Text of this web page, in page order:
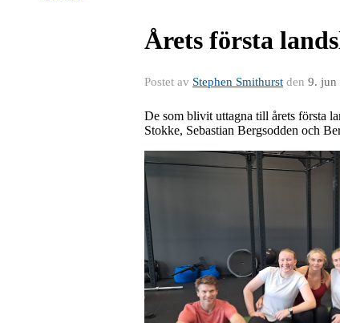
Årets första
Postet av Stephen Smithurst den 9. jun
De som blivit uttagna till årets första
Stokke, Sebastian Bergsodden och